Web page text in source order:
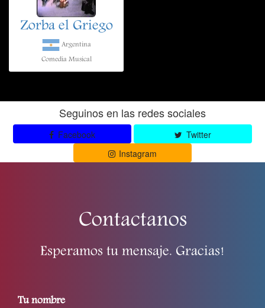
Zorba el Griego
Argentina
Comedia Musical
Seguinos en las redes sociales
Facebook
Twitter
Instagram
Contactanos
Esperamos tu mensaje. Gracias!
Tu nombre